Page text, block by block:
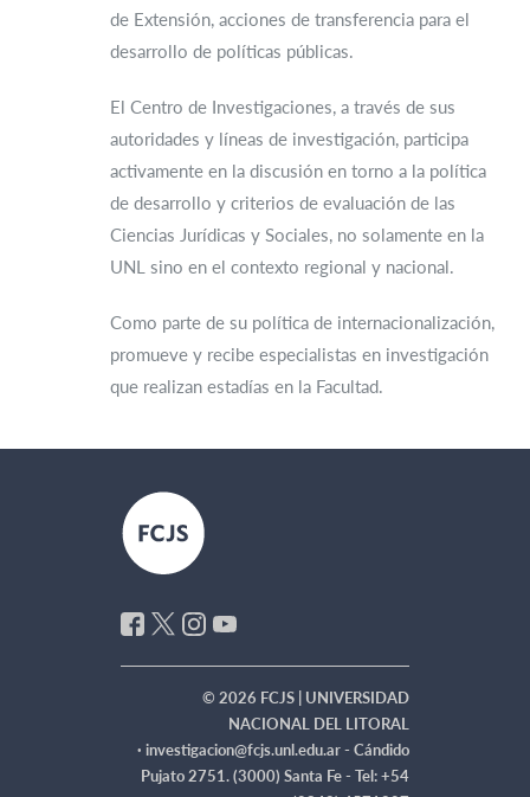
de Extensión, acciones de transferencia para el
desarrollo de políticas públicas.
El Centro de Investigaciones, a través de sus
autoridades y líneas de investigación, participa
activamente en la discusión en torno a la política
de desarrollo y criterios de evaluación de las
Ciencias Jurídicas y Sociales, no solamente en la
UNL sino en el contexto regional y nacional.
Como parte de su política de internacionalización,
promueve y recibe especialistas en investigación
que realizan estadías en la Facultad.
© 2026 FCJS | UNIVERSIDAD
NACIONAL DEL LITORAL
·investigacion@fcjs.unl.edu.ar - Cándido
Pujato 2751. (3000) Santa Fe - Tel: +54